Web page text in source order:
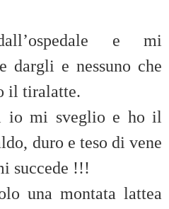
e mi
dargli e nessuno che
il tiralatte.
io mi sveglio e ho il
duro e teso di vene
succede !!!
una montata lattea